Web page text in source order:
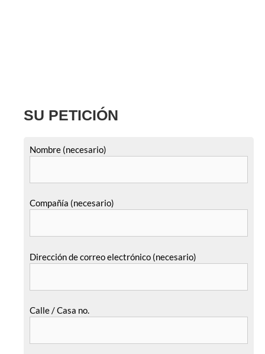
SU PETICIÓN
Nombre (necesario)
Compañía (necesario)
Dirección de correo electrónico (necesario)
Calle / Casa no.